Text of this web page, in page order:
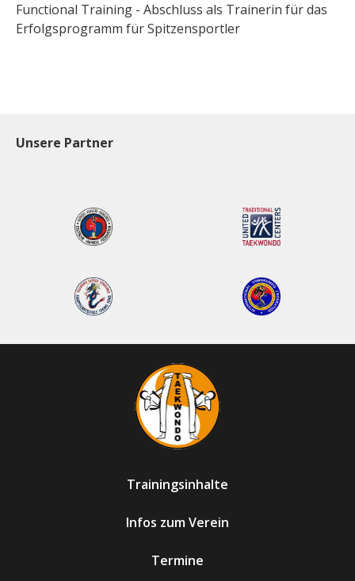
Functional Training - Abschluss als Trainerin für das
Erfolgsprogramm für Spitzensportler
Unsere Partner
Trainingsinhalte
Infos zum Verein
Termine